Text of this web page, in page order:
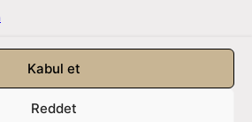
Kabul et
Reddet